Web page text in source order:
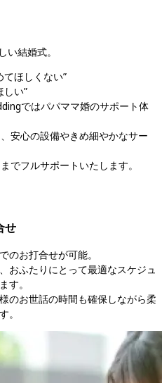
い結婚式。
ほしくない”
しい”
ではパパママ婚のサポート体
安心の設備やきめ細やかなサー
でフルサポートいたします。
せ
のお打合せが可能。
おふたりにとって最適なスケジュ
す。
のお世話の時間も確保しながら柔
。